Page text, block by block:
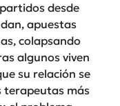
desde
apuestas
colapsando
algunos viven
su relación se
terapeutas más